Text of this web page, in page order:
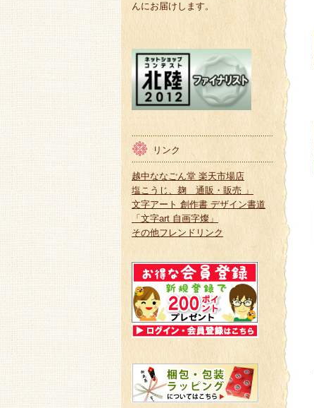
んにお届けします。
リンク
越中ななごん堂 楽天市場店
塩こうじ、麹 通販・販売 」
文字アート 創作書 デザイン書道
「文字art 自画字燦」
その他フレンドリンク